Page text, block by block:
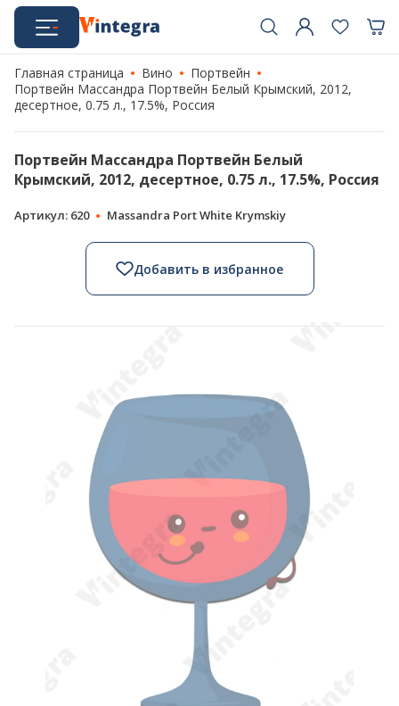
Главная страница Вино
Портвейн
Портвейн Массандра Портвейн Белый Крымский, 2012,
десертное, 0.75 л., 17.5%, Россия
Портвейн Массандра Портвейн Белый
Крымский, 2012, десертное, 0.75 л., 17.5%, Россия
Артикул: 620 Massandra Port White Krymskiy
Добавить в избранное